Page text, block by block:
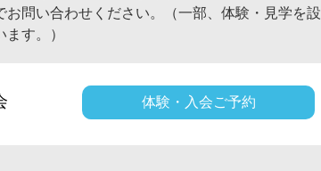
お問い合わせください。（一部、体験・見学を設
す。）
体験・入会ご予約